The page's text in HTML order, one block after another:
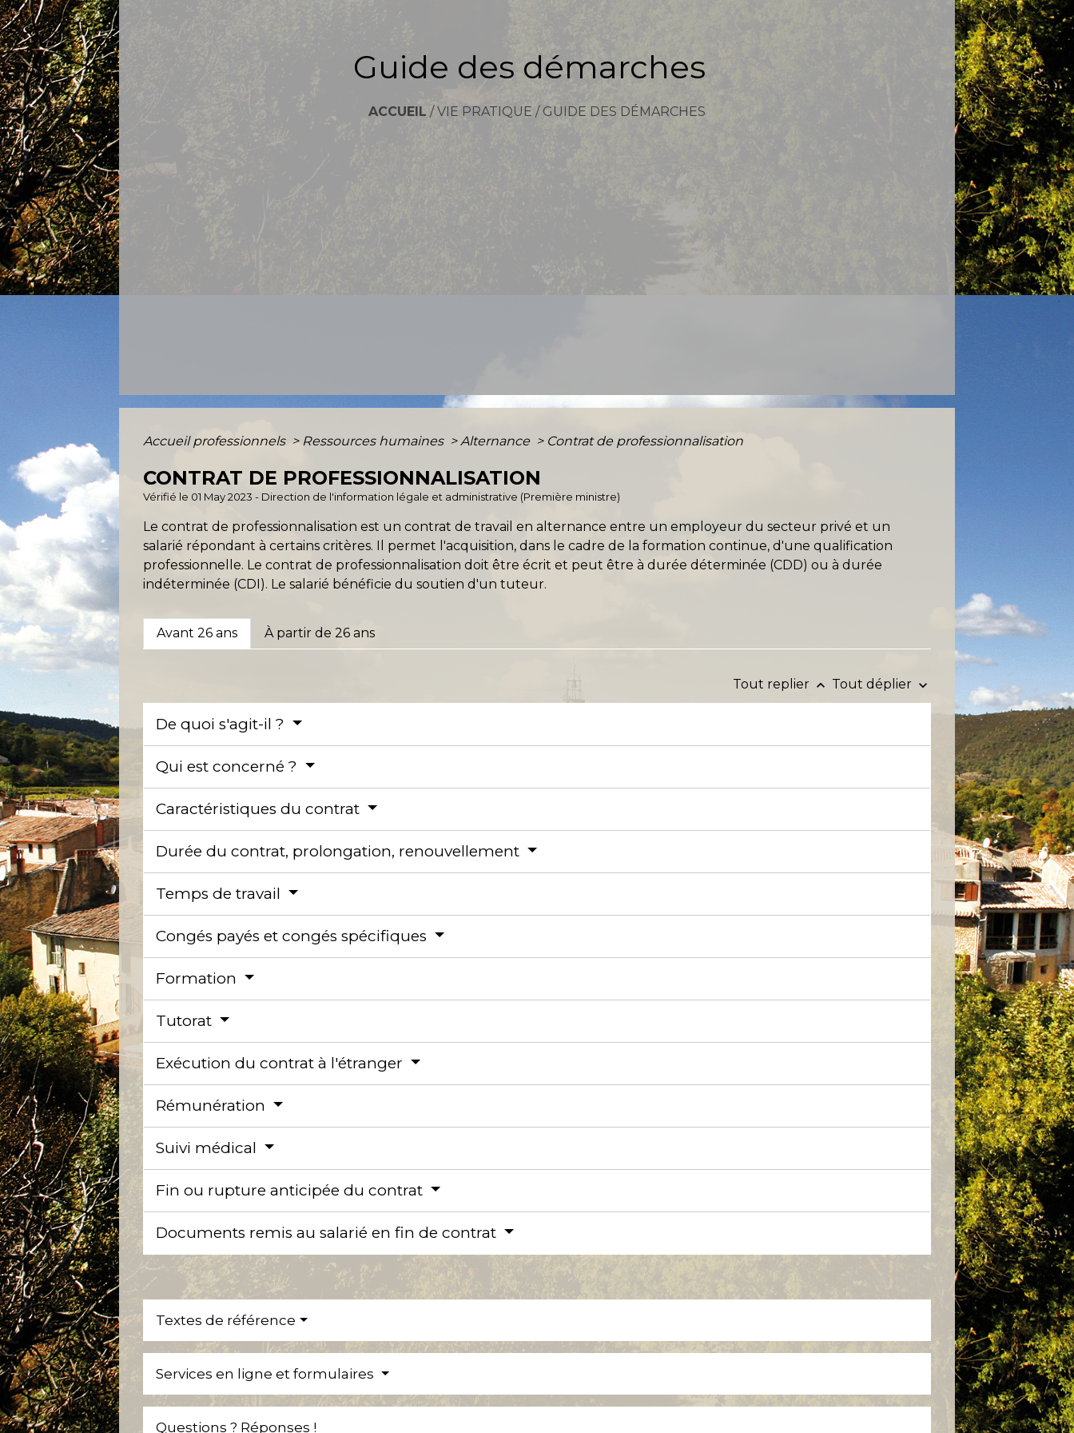
Guide des démarches
ACCUEIL /VIE PRATIQUE / GUIDE DES DÉMARCHES
Accueil professionnels > Ressources humaines > Alternance > Contrat de professionnalisation
CONTRAT DE PROFESSIONNALISATION
Vérifié le 01 May 2023 - Direction de l'information légale et administrative (Première ministre)
Le contrat de professionnalisation est un contrat de travail en alternance entre un employeur du secteur privé et un
salarié répondant à certains critères. Il permet l'acquisition, dans le cadre de la formation continue, d'une qualification
professionnelle. Le contrat de professionnalisation doit être écrit et peut être à durée déterminée (CDD) ou à durée
indéterminée (CDI). Le salarié bénéficie du soutien d'un tuteur.
Avant 26 ans À partir de 26 ans
Tout replier keyboard_arrow_up Tout déplier keyboard_arrow_down
De quoi s'agit-il ?
Qui est concerné ?
Caractéristiques du contrat
Durée du contrat, prolongation, renouvellement
Temps de travail
Congés payés et congés spécifiques
Formation
Tutorat
Exécution du contrat à l'étranger
Rémunération
Suivi médical
Fin ou rupture anticipée du contrat
Documents remis au salarié en fin de contrat
Textes de référence
Services en ligne et formulaires
Questions ? Réponses !